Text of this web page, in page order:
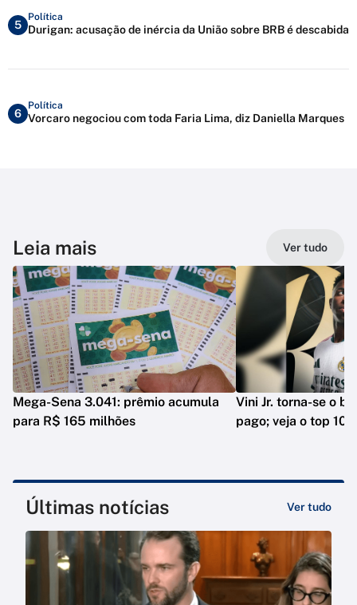
5
Política
Durigan: acusação de inércia da União sobre BRB é descabida
6
Política
Vorcaro negociou com toda Faria Lima, diz Daniella Marques
Leia mais Ver tudo
Mega-Sena 3.041: prêmio acumula
para R$ 165 milhões
Vini Jr. torna-se o
pago; veja o top 10
Últimas notícias Ver tudo